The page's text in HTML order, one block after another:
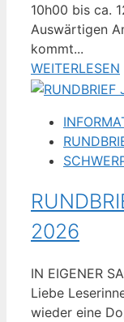
10h00 bis ca.
Auswärtigen
kommt...
WEITERLESEN
2026
IN EIGENER
Liebe
wieder eine